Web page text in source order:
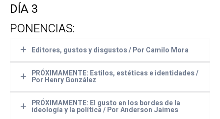
.
.
En escena: Alix Díaz y Vanessa Villasmil
DÍA 3
PONENCIAS:
Editores, gustos y disgustos / Por Camilo Mora
PONENCIA
Editores, gustos y disgustos
(Por Camilo Mora. Pedagogo y editor)
PRÓXIMAMENTE: Estilos, estéticas e identidades /
Por Henry González
PONENCIA
Estilos, estéticas e identidades
PRÓXIMAMENTE: El gusto en los bordes de la
ideología y la política / Por Anderson Jaimes